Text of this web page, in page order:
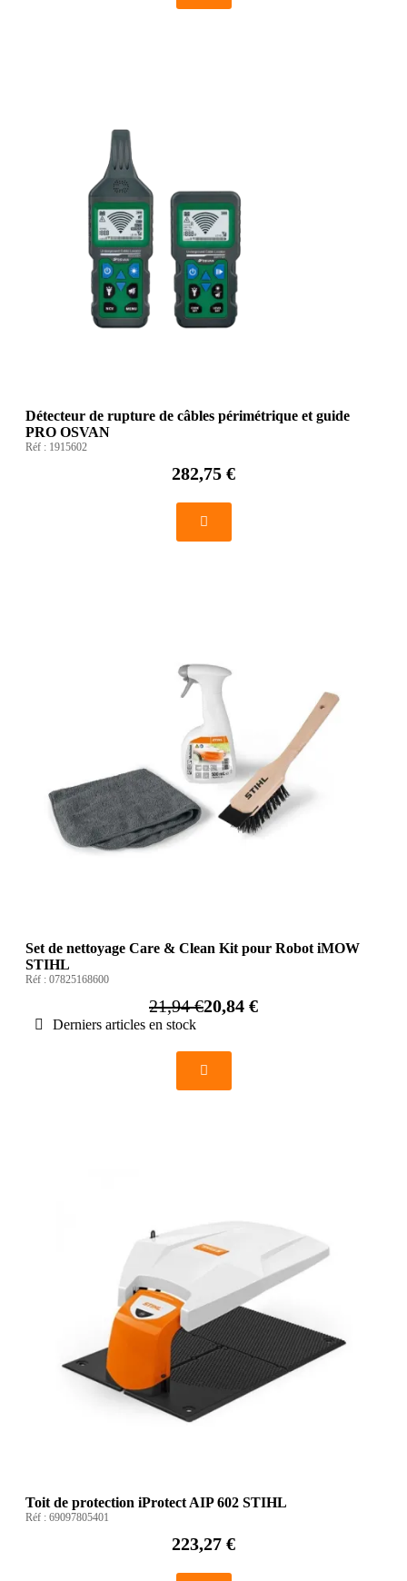
Détecteur de rupture de câbles périmétrique et guide
PRO OSVAN
Réf : 1915602
282,75 €
Set de nettoyage Care & Clean Kit pour Robot iMOW
STIHL
Réf : 07825168600
21,94 €20,84 €
Derniers articles en stock
Toit de protection iProtect AIP 602 STIHL
Réf : 69097805401
223,27 €